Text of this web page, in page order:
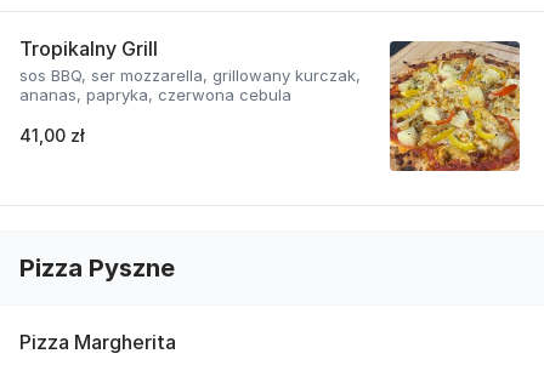
Tropikalny Grill
sos BBQ, ser mozzarella, grillowany kurczak,
ananas, papryka, czerwona cebula
41,00 zł
Pizza Pyszne
Pizza Margherita